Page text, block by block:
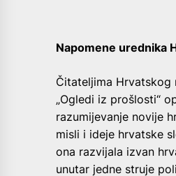
Napomene urednika
Čitateljima Hrvatskog
„Ogledi iz prošlosti“
razumijevanje novije
misli i ideje hrvatske
ona razvijala izvan
unutar jedne struje